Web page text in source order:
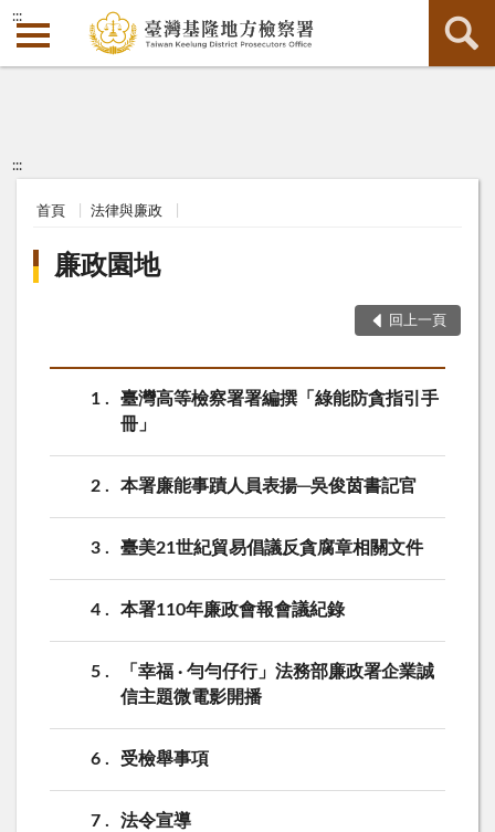
:::
:::
首頁 法律與廉政
廉政園地
回上一頁
1
臺灣高等檢察署署編撰「綠能防貪指引手
冊」
2 本署廉能事蹟人員表揚─吳俊茵書記官
3 臺美21世紀貿易倡議反貪腐章相關文件
4 本署110年廉政會報會議紀錄
5
「幸福 · 勻勻仔行」法務部廉政署企業誠
信主題微電影開播
6 受檢舉事項
7 法令宣導